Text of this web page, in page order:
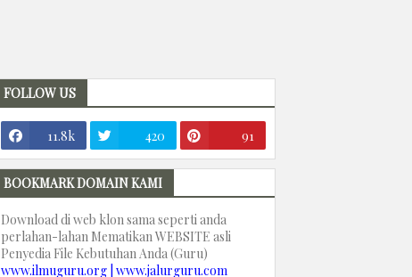
FOLLOW US
11.8k 420 91
BOOKMARK DOMAIN KAMI
Download di web klon sama seperti anda
perlahan-lahan Mematikan WEBSITE asli
Penyedia File Kebutuhan Anda (Guru)
www.ilmuguru.org | www.jalurguru.com